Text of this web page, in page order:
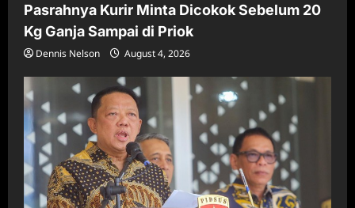
Pasrahnya Kurir Minta Dicokok Sebelum 20
Kg Ganja Sampai di Priok
Dennis Nelson August 4, 2026